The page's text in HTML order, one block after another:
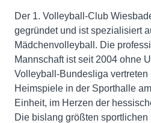
Der 1. Volleyball-Club
gegründet und ist spezialisiert
Mädchenvolleyball. Die
Mannschaft ist seit 2004 ohne
Volleyball-Bundesliga vertreten
Heimspiele in der Sporthalle
Einheit, im Herzen der
Die bislang größten sportlichen